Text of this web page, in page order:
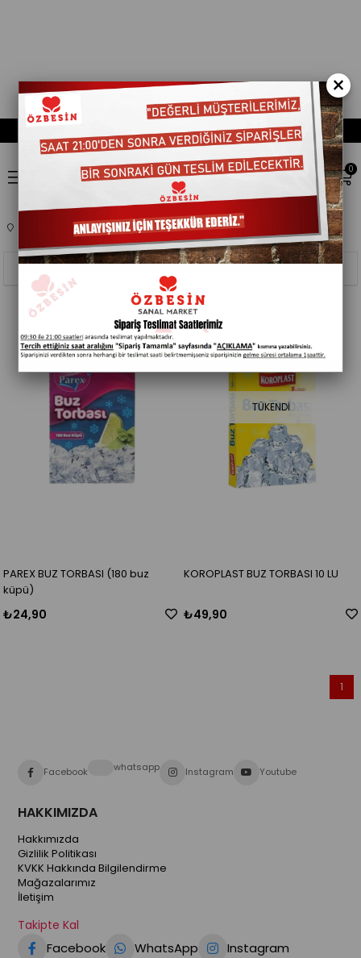
0
TEMIZLIK ÜRÜNLERI MUTFAK SARF MALZEMELERI
Filtreleme
Sıralama
PAREX BUZ TORBASI (180 buz
küpü)
₺24,90
TÜKENDI
KOROPLAST BUZ TORBASI 10 LU
₺49,90
1
Facebook whatsapp Instagram Youtube
HAKKIMIZDA
Hakkımızda
Gizlilik Politikası
KVKK Hakkında Bilgilendirme
Mağazalarımız
İletişim
Takipte Kal
Facebook WhatsApp
Instagram
×